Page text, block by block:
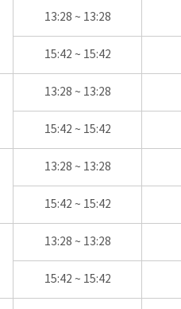
13:28 ~ 13:28
15:42 ~ 15:42
13:28 ~ 13:28
15:42 ~ 15:42
13:28 ~ 13:28
15:42 ~ 15:42
13:28 ~ 13:28
15:42 ~ 15:42